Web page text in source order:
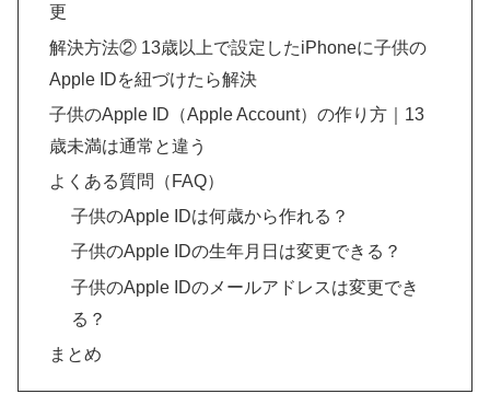
更
解決方法② 13歳以上で設定したiPhoneに子供の
Apple IDを紐づけたら解決
子供のApple ID（Apple Account）の作り方｜13
歳未満は通常と違う
よくある質問（FAQ）
子供のApple IDは何歳から作れる？
子供のApple IDの生年月日は変更できる？
子供のApple IDのメールアドレスは変更でき
る？
まとめ